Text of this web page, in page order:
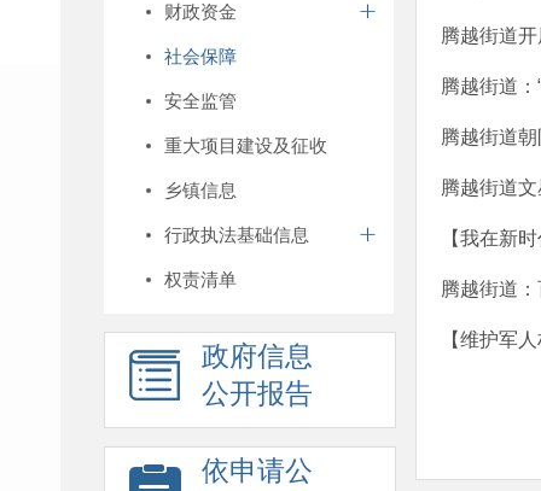
财政资金
社会保障
安全监管
重大项目建设及征收
乡镇信息
行政执法基础信息
权责清单
政府信息
公开报告
依申请公
腾越街道
腾越街道
腾越街道
腾越街道
【我在新
腾越街道
【维护军